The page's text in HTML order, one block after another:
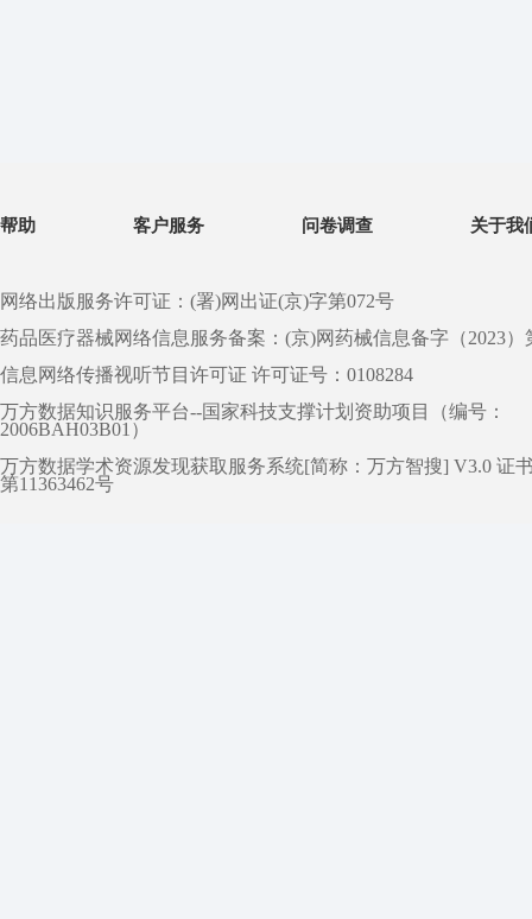
帮助 客户服务 问卷调查 关于我
网络出版服务许可证：(署)网出证(京)字第072号
药品医疗器械网络信息服务备案：(京)网药械信息备字（2023）
信息网络传播视听节目许可证 许可证号：0108284
万方数据知识服务平台--国家科技支撑计划资助项目（编号：
2006BAH03B01）
万方数据学术资源发现获取服务系统[简称：万方智搜] V3.0 证
第11363462号